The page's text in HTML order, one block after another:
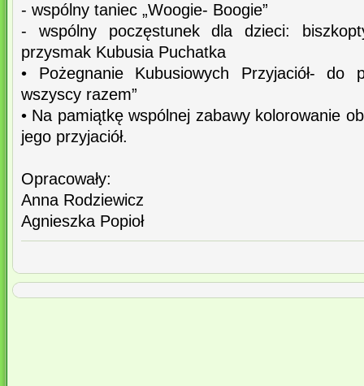
- wspólny taniec „Woogie- Boogie”
- wspólny poczęstunek dla dzieci:
przysmak Kubusia Puchatka
• Pożegnanie Kubusiowych Przyjaciół- do
wszyscy razem”
• Na pamiątkę wspólnej zabawy kolorowanie
jego przyjaciół.
Opracowały:
Anna Rodziewicz
Agnieszka Popioł